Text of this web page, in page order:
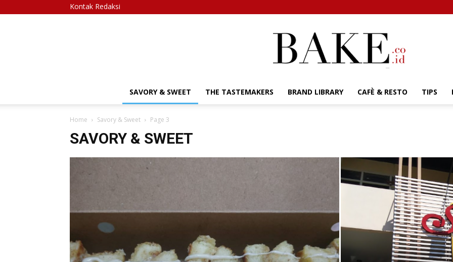
Kontak Redaksi
SAVORY & SWEET THE TASTEMAKERS BRAND LIBRARY CAFÈ & RESTO TIPS
Home Savory & Sweet Page 3
SAVORY & SWEET